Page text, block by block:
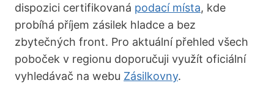
dispozici certifikovaná podací místa, kde
probíhá příjem zásilek hladce a bez
zbytečných front. Pro aktuální přehled všech
poboček v regionu doporučuji využít oficiální
vyhledávač na webu Zásilkovny.